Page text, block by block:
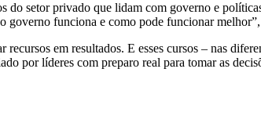
do setor privado que lidam com governo e
governo funciona e como pode funcionar
em resultados. E esses cursos – nas
por líderes com preparo real para tomar as